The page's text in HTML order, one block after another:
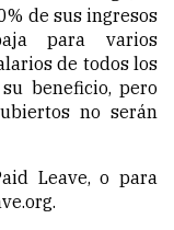
de sus ingresos
para varios
de todos los
beneficio, pero
no serán
Leave, o para